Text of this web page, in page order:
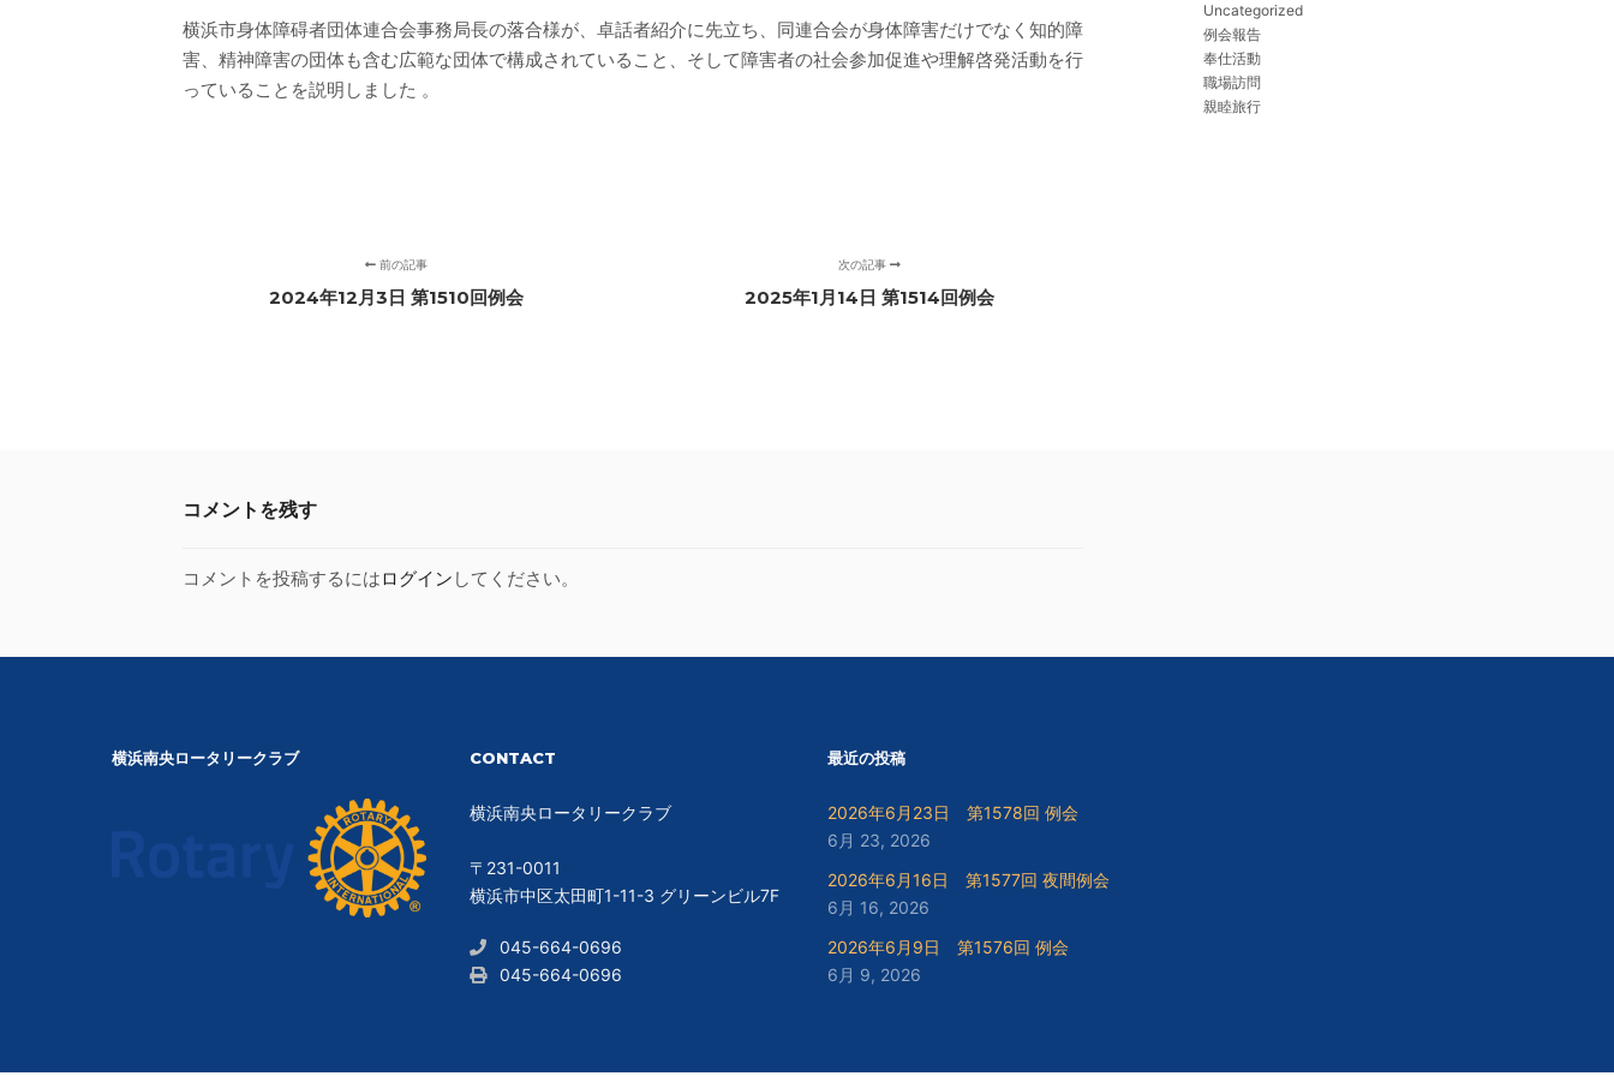
横浜市身体障碍者団体連合会事務局長の落合様が、卓話者紹介に先立ち、同連合会が身体障害だけでなく知的障
害、精神障害の団体も含む広範な団体で構成されていること、そして障害者の社会参加促進や理解啓発活動を行
っていることを説明しました 。
前の記事
2024年12月3日 第1510回例会
次の記事
2025年1月14日 第1514回例会
コメントを残す
コメントを投稿するにはログイン してください。
Uncategorized
例会報告
奉仕活動
職場訪問
親睦旅行
横浜南央ロータリークラブ CONTACT
横浜南央ロータリークラブ
〒231-0011
横浜市中区太田町1-11-3 グリーンビル7F
045-664-0696
045-664-0696
最近の投稿
2026年6月23日 第1578回 例会
6月 23, 2026
2026年6月16日 第1577回 夜間例会
6月 16, 2026
2026年6月9日 第1576回 例会
6月 9, 2026